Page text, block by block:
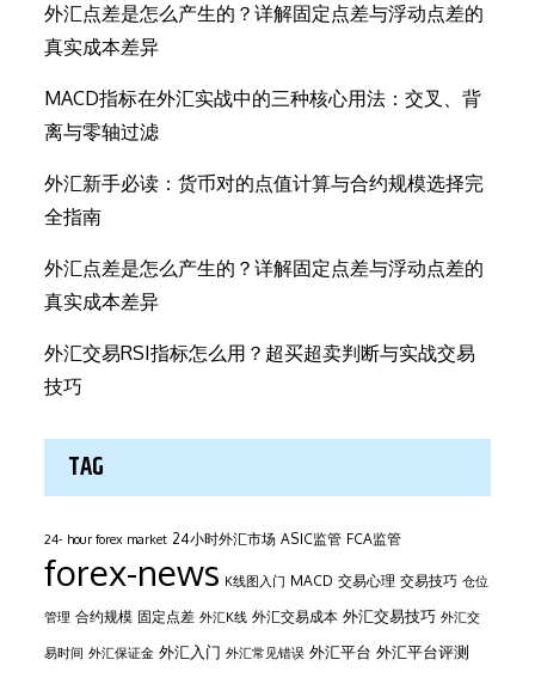
外汇点差是怎么产生的？详解固定点差与浮动点差的
真实成本差异
MACD指标在外汇实战中的三种核心用法：交叉、背
离与零轴过滤
外汇新手必读：货币对的点值计算与合约规模选择完
全指南
外汇点差是怎么产生的？详解固定点差与浮动点差的
真实成本差异
外汇交易RSI指标怎么用？超买超卖判断与实战交易
技巧
TAG
24- hour forex market 24小时外汇市场 ASIC监管 FCA监管
forex-news K线图入门 MACD 交易心理 交易技巧 仓位
管理 合约规模 固定点差 外汇K线 外汇交易成本 外汇交易技巧 外汇交
易时间 外汇保证金 外汇入门 外汇常见错误 外汇平台 外汇平台评测